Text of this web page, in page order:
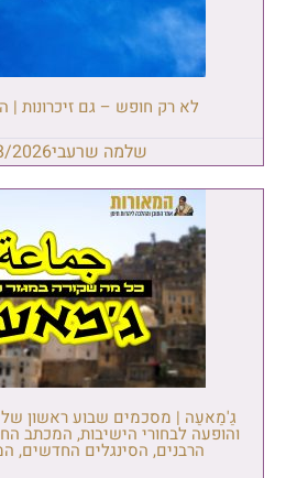
לא רק חופש – גם זיכרונות |
שלמה שרעבי2026
גַ'מַאעַה | מסכמים שבוע ראשון של
והופעה לבחורי הישיבות, המכתב
הרבנים, הסינגלים החדשים,